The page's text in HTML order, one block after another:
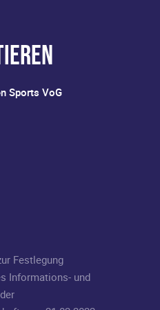
Sports VoG
Festlegung
Informations- und